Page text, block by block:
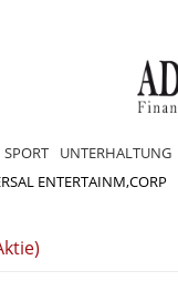
SPORT UNTERHALTUNG
ENTERTAINM,CORP